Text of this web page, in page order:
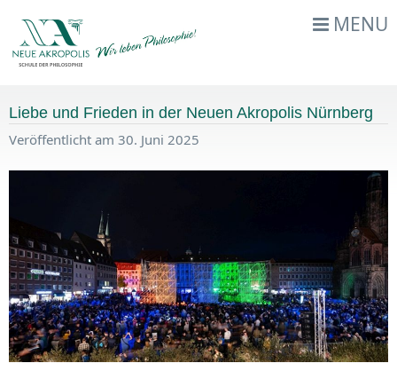
MENU
Liebe und Frieden in der Neuen Akropolis Nürnberg
Veröffentlicht am 30. Juni 2025